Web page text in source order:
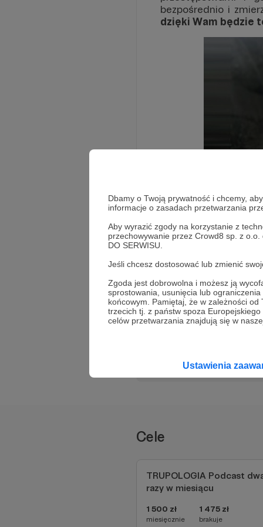
Dbamy o Twoją prywatność i chcemy,
informacje o zasadach przetwarzania
Aby wyrazić zgody na korzystanie z
przechowywanie przez Crowd8 sp. z
DO SERWISU.
Jeśli chcesz dostosować lub zmienić
Zgoda jest dobrowolna i możesz ją
sprostowania, usunięcia lub
końcowym. Pamiętaj, że w zależności
trzecich tj. z państw spoza
celów przetwarzania znajdują się w
Ustawienia
bezpośrednio i
dzięki Wam będzie
Czym jest
To projekt
Podejmujemy wiele
jednorożce, a
Team Nieustannego
napisały dwie
"Mroczne tajemnice
Rozwiń opis
Słuchaj w
SłuchajInessa
Pobierz aplikację na swój
Cele
TRUPOLOGIA Podcast
razy w miesiącu
1 500 zł
miesięcznie
1 475 zł
brakuje